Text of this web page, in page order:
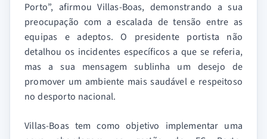
Porto”, afirmou Villas-Boas, demonstrando a sua
preocupação com a escalada de tensão entre as
equipas e adeptos. O presidente portista não
detalhou os incidentes específicos a que se referia,
mas a sua mensagem sublinha um desejo de
promover um ambiente mais saudável e respeitoso
no desporto nacional.
Villas-Boas tem como objetivo implementar uma